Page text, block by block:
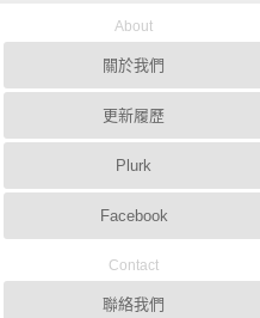
About
關於我們
更新履歷
Plurk
Facebook
Contact
聯絡我們